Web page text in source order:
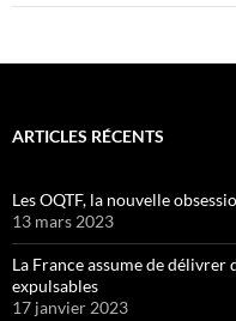
ARTICLES RÉCENTS
Les OQTF, la nouvelle
13 mars 2023
La France assume de délivrer
expulsables
17 janvier 2023